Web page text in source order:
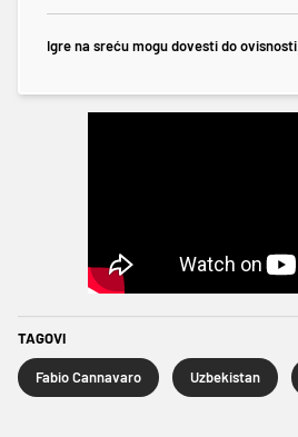
Igre na sreću mogu dovesti do
TAGOVI
Fabio Cannavaro Uzbekistan